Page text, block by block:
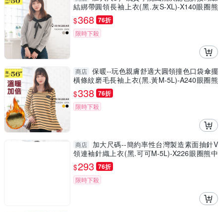
結綁帶圓領長袖上衣(黑.灰S-XL)-X140眼圈熊
中大尺碼
$368 76折
限時下殺
商店 保暖--玩色親膚舒適大圓領撞色口袋傘擺
橫條紋磨毛長袖上衣(黑.黃M-5L)-A240眼圈熊
中大尺碼
$338 76折
限時下殺
商店
加大尺碼--簡約率性台灣製造素面抽針V
領連袖針織上衣(黑.可可M-5L)-X226眼圈熊中
大尺碼
$293 76折
限時下殺